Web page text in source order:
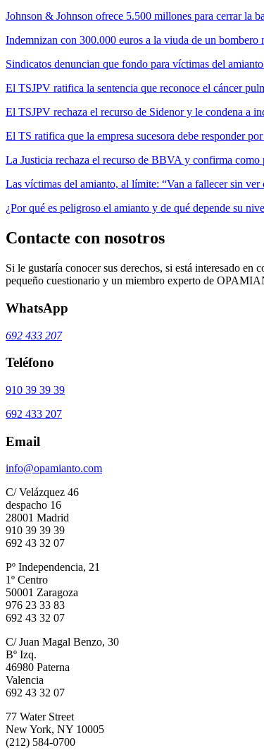
Johnson & Johnson ofrece 5.500 millones para cerrar la
Indemnizan con 300.000 euros a la viuda de un
Sindicatos denuncian que fondo para víctimas del
El TSJPV ratifica la sentencia que reconoce el cáncer
El TSJPV rechaza el recurso de Sidenor y le condena a
El TS ratifica que la empresa sucesora debe responder
La Justicia rechaza el recurso de BBVA y confirma
Las víctimas del amianto, al límite: “Van a fallecer sin
¿Por qué es peligroso el amianto y de qué depende su
Contacte con nosotros
Si le gustaría conocer sus derechos, si está interesado
pequeño cuestionario y un miembro experto de
WhatsApp
692 433 207
Teléfono
910 39 39 39
692 433 207
Email
info@opamianto.com
C/ Velázquez 46
despacho 16
28001 Madrid
910 39 39 39
692 43 32 07
Pº Independencia, 21
1º Centro
50001 Zaragoza
976 23 33 83
692 43 32 07
C/ Juan Magal Benzo, 30
Bº Izq.
46980 Paterna
Valencia
692 43 32 07
77 Water Street
New York, NY 10005
(212) 584-0700